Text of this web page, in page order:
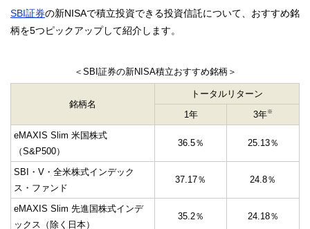
SBI証券の新NISAで積立投資できる投資信託について、おすすめ銘
柄を5つピックアップして紹介します。
＜SBI証券の新NISA積立おすすめ銘柄＞
銘柄名
トータルリターン
1年
3年※
eMAXIS Slim 米国株式
（S&P500）
36.5％ 25.13％
SBI・V・全米株式インデック
ス・ファンド
37.17％ 24.8％
eMAXIS Slim 先進国株式インデ
ックス（除く日本）
35.2％ 24.18％